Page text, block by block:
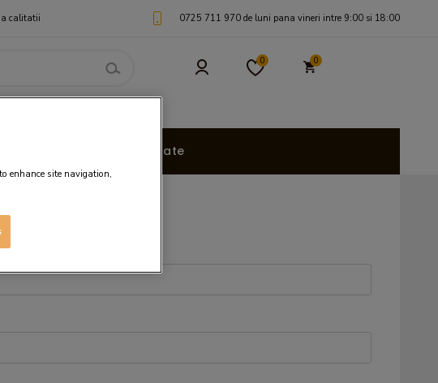
calitatii 0725 711 970 de luni pana vineri intre 9:00 si 18:00
0 0
Cadouri Personalizate
enhance site navigation,